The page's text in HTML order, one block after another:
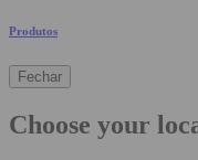
Produtos
Fechar
Choose your